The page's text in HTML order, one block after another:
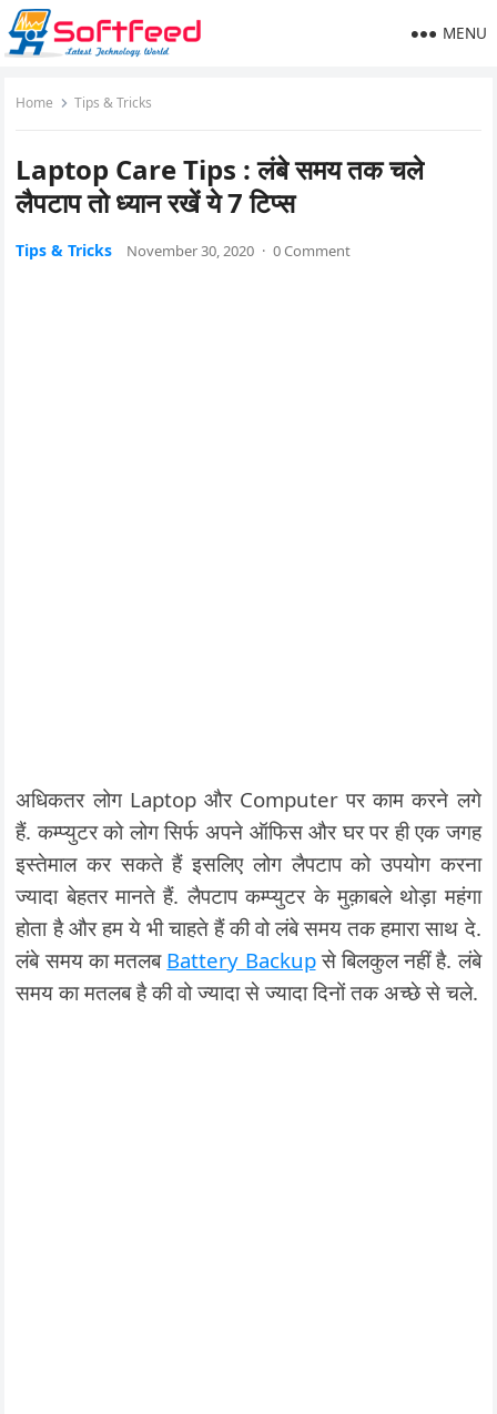
MENU
Home Tips & Tricks
Laptop Care Tips : लंबे समय तक चले
लैपटाप तो ध्यान रखें ये 7 टिप्स
Tips & Tricks November 30, 2020 · 0 Comment
अधिकतर लोग Laptop और Computer पर काम करने लगे
हैं. कम्प्युटर को लोग सिर्फ अपने ऑफिस और घर पर ही एक जगह
इस्तेमाल कर सकते हैं इसलिए लोग लैपटाप को उपयोग करना
ज्यादा बेहतर मानते हैं. लैपटाप कम्प्युटर के मुक़ाबले थोड़ा महंगा
होता है और हम ये भी चाहते हैं की वो लंबे समय तक हमारा साथ दे.
लंबे समय का मतलब Battery Backupसे बिलकुल नहीं है. लंबे
समय का मतलब है की वो ज्यादा से ज्यादा दिनों तक अच्छे से चले.